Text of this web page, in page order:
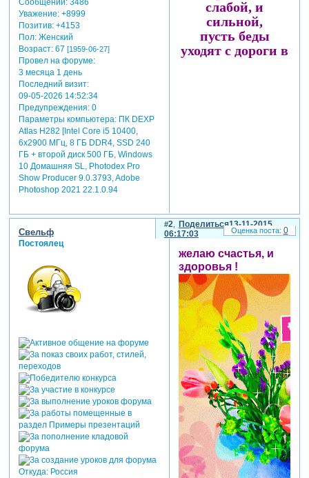
Сообщений:3486
Уважение: +8999
Позитив: +4153
Пол:Женский
Возраст:67 [1959-06-27]
Провел на форуме:
3 месяца 1 день
Последний визит:
09-05-2026 14:52:34
Предупреждения:0
Параметры компьютера:ПК DEXP
Atlas H282 [Intel Core i5 10400,
6x2900 МГц, 8 ГБ DDR4, SSD 240
ГБ + второй диск 500 ГБ, Windows
10 Домашняя SL, Photodex Pro
Show Producer 9.0.3793, Adobe
Photoshop 2021 22.1.0.94
слабой, и
сильной,
пусть беды
уходят с дороги в
Поделиться
2
13-11-2015
06:17:03
Свельф
Постоялец
Откуда:Россия
желаю счастья, и
здоровья !
0